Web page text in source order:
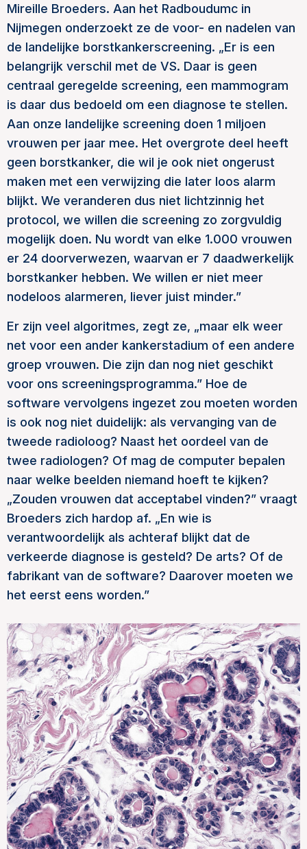
Mireille Broeders. Aan het Radboudumc in
Nijmegen onderzoekt ze de voor- en nadelen van
de landelijke borstkankerscreening. „Er is een
belangrijk verschil met de VS. Daar is geen
centraal geregelde screening, een mammogram
is daar dus bedoeld om een diagnose te stellen.
Aan onze landelijke screening doen 1 miljoen
vrouwen per jaar mee. Het overgrote deel heeft
geen borstkanker, die wil je ook niet ongerust
maken met een verwijzing die later loos alarm
blijkt. We veranderen dus niet lichtzinnig het
protocol, we willen die screening zo zorgvuldig
mogelijk doen. Nu wordt van elke 1.000 vrouwen
er 24 doorverwezen, waarvan er 7 daadwerkelijk
borstkanker hebben. We willen er niet meer
nodeloos alarmeren, liever juist minder.”
Er zijn veel algoritmes, zegt ze, „maar elk weer
net voor een ander kankerstadium of een andere
groep vrouwen. Die zijn dan nog niet geschikt
voor ons screeningsprogramma.” Hoe de
software vervolgens ingezet zou moeten worden
is ook nog niet duidelijk: als vervanging van de
tweede radioloog? Naast het oordeel van de
twee radiologen? Of mag de computer bepalen
naar welke beelden niemand hoeft te kijken?
„Zouden vrouwen dat acceptabel vinden?” vraagt
Broeders zich hardop af. „En wie is
verantwoordelijk als achteraf blijkt dat de
verkeerde diagnose is gesteld? De arts? Of de
fabrikant van de software? Daarover moeten we
het eerst eens worden.”